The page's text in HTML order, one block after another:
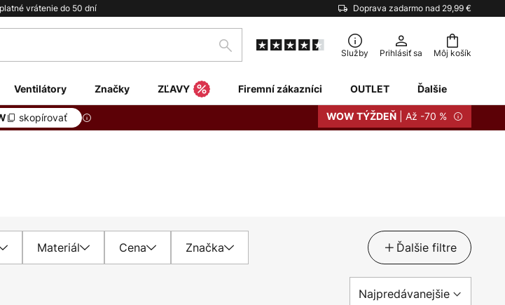
vrátenie do 50 dní Doprava zadarmo nad 29,99 €
Môj košík
Hľadať Služby Prihlásiť sa
Ventilátory Značky ZĽAVY Firemní zákazníci OUTLET Ďalšie
skopírovať WOW TÝŽDEŇ | Až -70 %
Materiál Cena Značka Ďalšie filtre